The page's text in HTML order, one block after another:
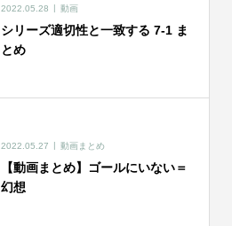
2022.05.28 動画
シリーズ適切性と一致する 7-1 ま
とめ
2022.05.27 動画まとめ
【動画まとめ】ゴールにいない＝
幻想